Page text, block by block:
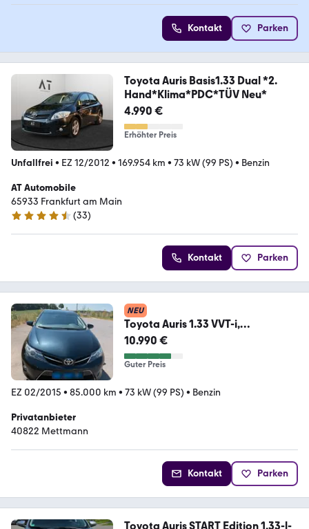
Kontakt Parken
Toyota Auris Basis1.33 Dual *2.
Hand*Klima*PDC*TÜV Neu*
4.990 €
Erhöhter Preis
Unfallfrei • EZ 12/2012 • 169.954 km • 73 kW (99 PS) • Benzin
AT Automobile
65933 Frankfurt am Main
4.7 Sterne
(33)
Kontakt Parken
NEU
Toyota Auris 1.33 VVT-i,
Nachtblau, Anhäng...
10.990 €
Guter Preis
EZ 02/2015 • 85.000 km • 73 kW (99 PS) • Benzin
Privatanbieter
40822 Mettmann
Kontakt Parken
Toyota Auris START Edition 1,33-l-